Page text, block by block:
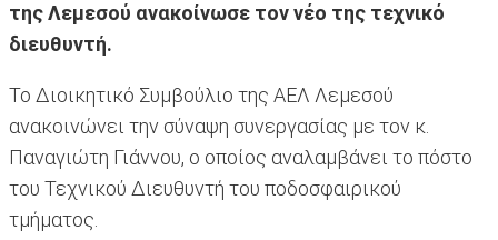
της Λεμεσού ανακοίνωσε τον νέο της τεχνικό
διευθυντή.
Το Διοικητικό Συμβούλιο της ΑΕΛ Λεμεσού
ανακοινώνει την σύναψη συνεργασίας με τον κ.
Παναγιώτη Γιάννου, ο οποίος αναλαμβάνει το πόστο
του Τεχνικού Διευθυντή του ποδοσφαιρικού
τμήματος.